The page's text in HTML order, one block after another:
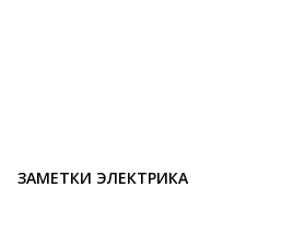
ЗАМЕТКИ ЭЛЕКТРИКА